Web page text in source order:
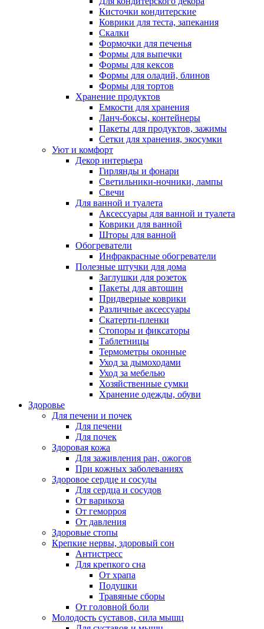
Кисточки кондитерские
Коврики для теста, запекания
Скалки
Формочки для печенья
Формы для выпечки
Формы для кексов
Формы для оладий, блинов
Формы для тортов
Хранение продуктов
Емкости для хранения
Ланч-боксы, контейнеры
Пакеты для продуктов, зажимы
Сетки для хранения, экосумки
Уют и комфорт
Декор интерьера
Гирлянды и фонари
Светильники-ночники, лампы
Свечи
Для ванной и туалета
Аксессуары для ванной и туалета
Коврики для ванной
Шторы для ванной
Обогреватели
Инфракрасные обогреватели
Полезные штучки для дома
Заглушки для розеток
Пакеты для автошин
Придверные коврики
Различные аксессуары
Скатерти-пленки
Стопоры и фиксаторы
Таблетницы
Термометры оконные
Уход за дымоходами
Уход за мебелью
Хозяйственные сумки
Хранение одежды, обуви
Здоровье
Для печени и почек
Для печени
Для почек
Здоровая кожа
Для заживления ран, ожогов
При кожных заболеваниях
Здоровое сердце и сосуды
Для сердца и сосудов
От варикоза
От геморроя
От давления
Здоровые стопы
Крепкие нервы, здоровый сон
Антистресс
Для крепкого сна
От храпа
Подушки
Травяные сборы
От головной боли
Молодость суставов, сила мышц